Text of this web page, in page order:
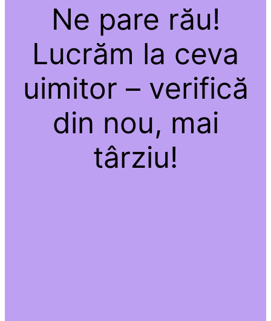
Ne pare rău!
Lucrăm la ceva
uimitor – verifică
din nou, mai
târziu!